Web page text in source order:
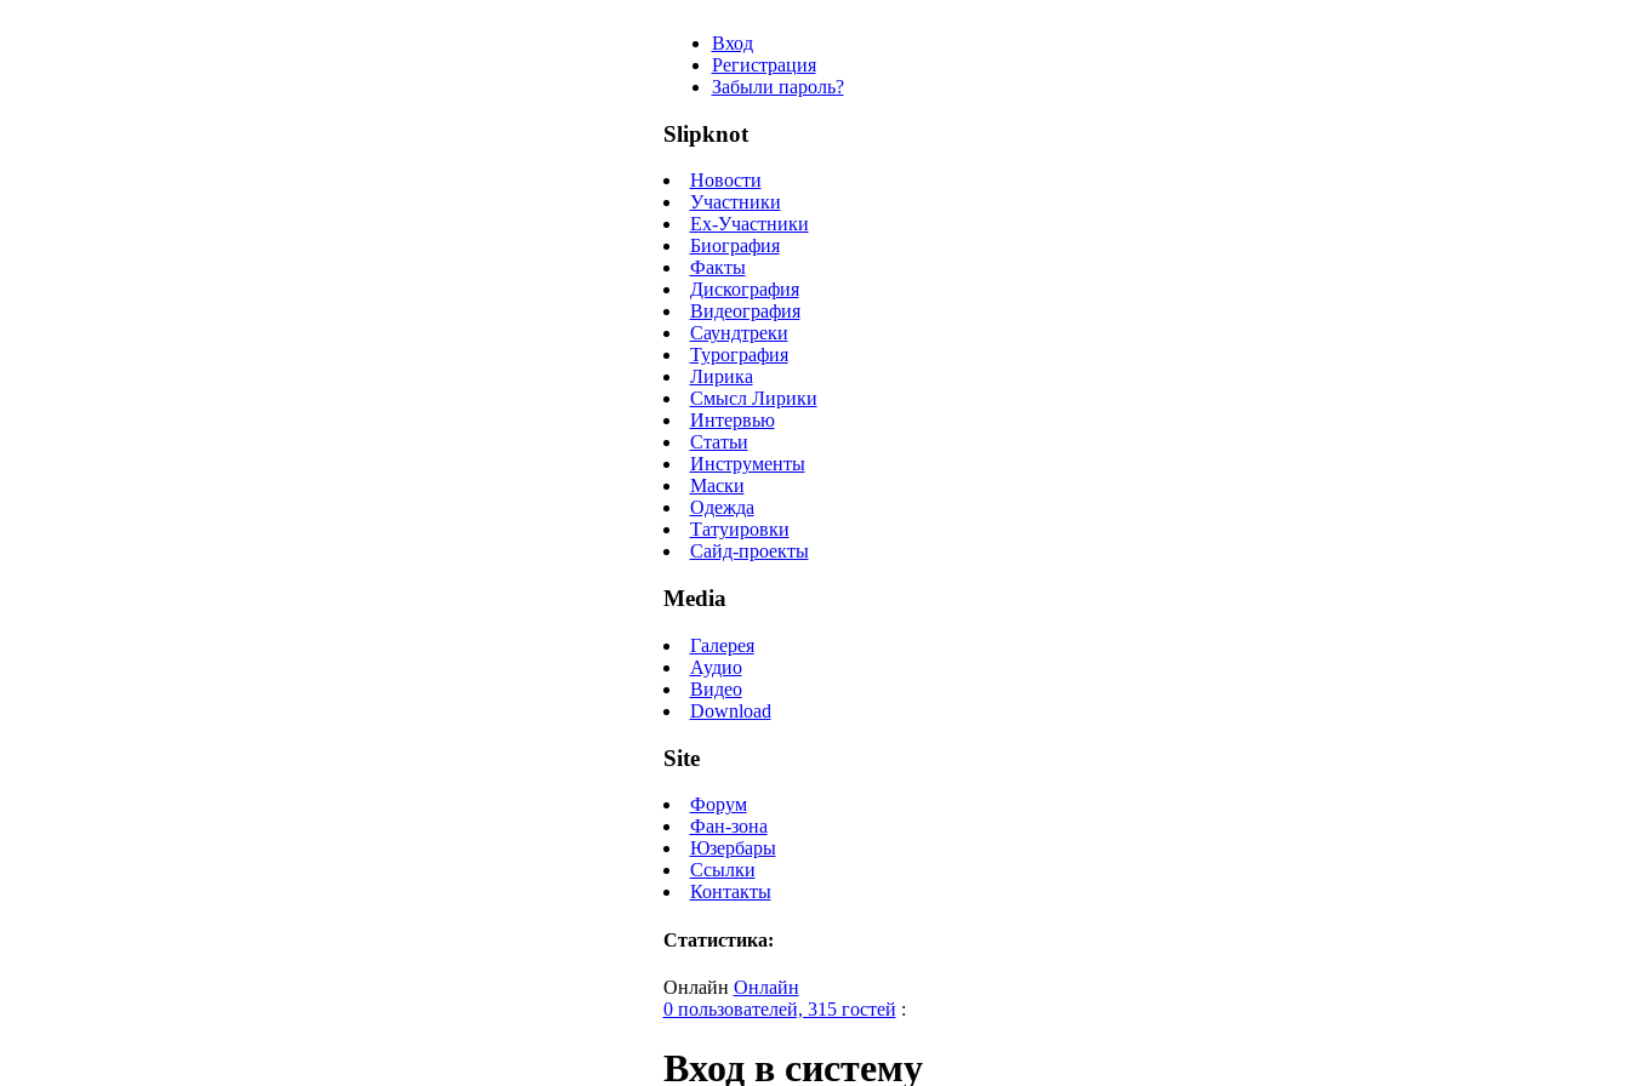
Вход
Регистрация
Забыли пароль?
Slipknot
Новости
Участники
Ex-Участники
Биография
Факты
Дискография
Видеография
Саундтреки
Турография
Лирика
Смысл Лирики
Интервью
Статьи
Инструменты
Маски
Одежда
Татуировки
Сайд-проекты
Media
Галерея
Аудио
Видео
Download
Site
Форум
Фан-зона
Юзербары
Ссылки
Контакты
Статистика:
Онлайн Онлайн
0 пользователей, 315 гостей :
Вход в систему